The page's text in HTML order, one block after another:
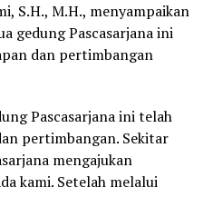
S.H., M.H., menyampaikan
gedung Pascasarjana ini
dan pertimbangan
Pascasarjana ini telah
pertimbangan. Sekitar
mengajukan
kami. Setelah melalui